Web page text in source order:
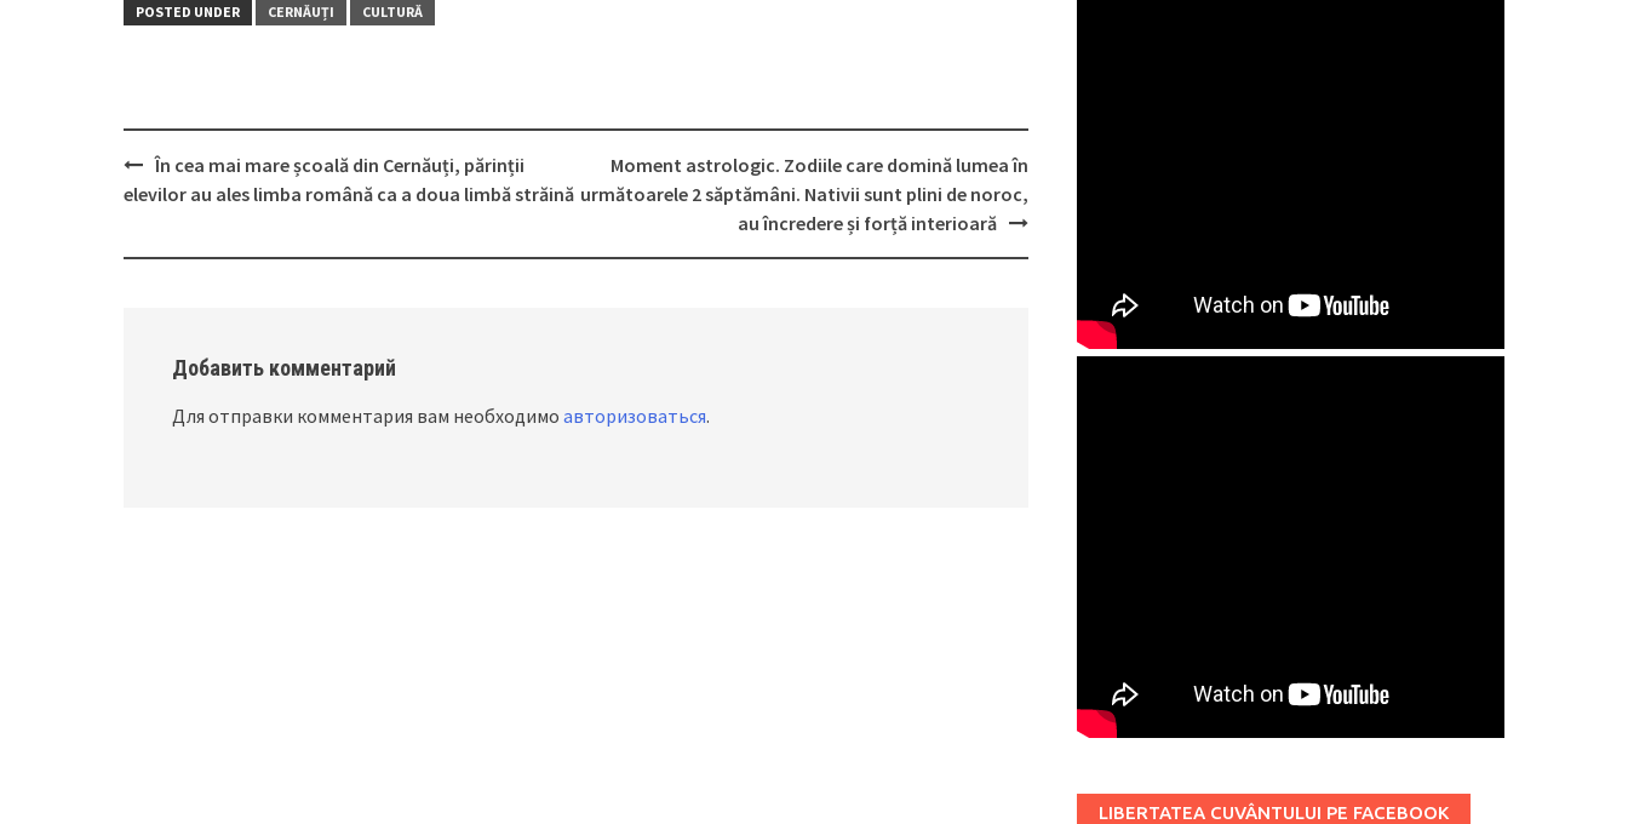
POSTED UNDER CERNĂUȚI CULTURĂ
Post
În cea mai mare școală din Cernăuți, părinții
elevilor au ales limba română ca a doua limbă străină
Moment astrologic. Zodiile care domină lumea în
următoarele 2 săptămâni. Nativii sunt plini de noroc,
au încredere și forță interioară
Добавить комментарий
Для отправки комментария вам необходимо авторизоваться.
LIBERTATEA CUVÂNTULUI PE FACEBOOK